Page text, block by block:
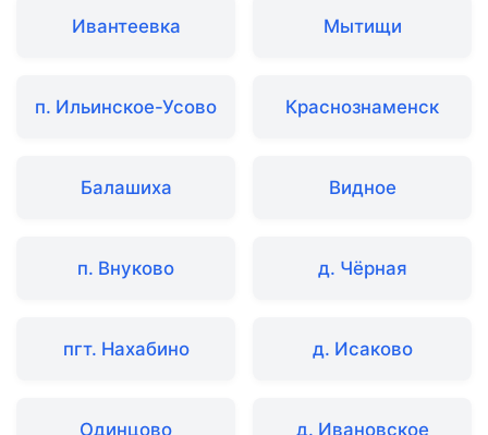
Ивантеевка Мытищи
п. Ильинское-Усово Краснознаменск
Балашиха Видное
п. Внуково д. Чёрная
пгт. Нахабино д. Исаково
Одинцово д. Ивановское